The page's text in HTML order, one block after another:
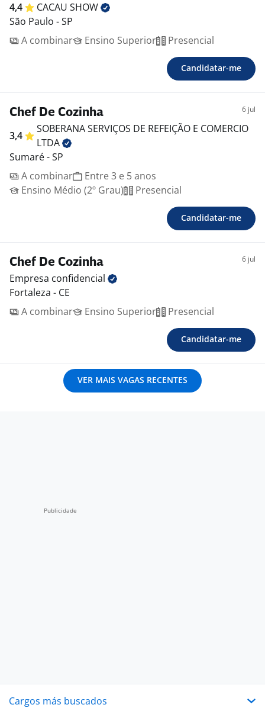
4,4 CACAU SHOW
São Paulo - SP
A combinar
Ensino Superior Presencial
Candidatar-me
Chef De Cozinha 6 jul
3,4
SOBERANA SERVIÇOS DE REFEIÇÃO E COMERCIO
LTDA
Sumaré - SP
A combinar
Entre 3 e 5 anos
Ensino Médio (2º Grau)
Presencial
Candidatar-me
Chef De Cozinha 6 jul
Empresa confidencial
Fortaleza - CE
A combinar
Ensino Superior Presencial
Candidatar-me
VER MAIS VAGAS RECENTES
Cargos más buscados